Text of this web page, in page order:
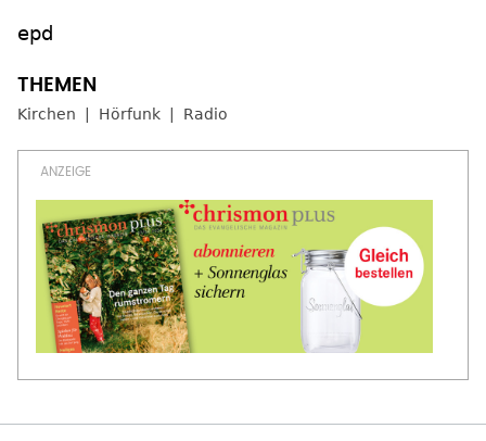
epd
Kirchen Hörfunk Radio